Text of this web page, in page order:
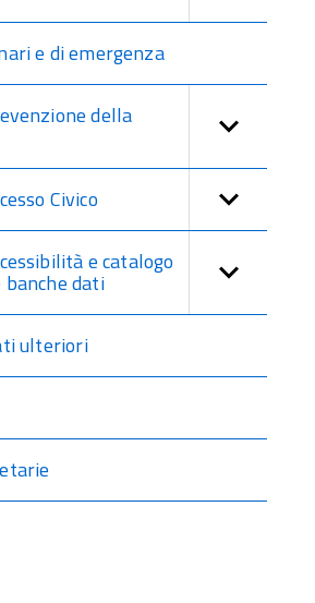
e di emergenza
della
Civico
e catalogo
dati
ulteriori